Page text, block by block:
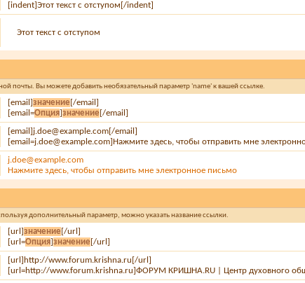
[indent]Этот текст с отступом[/indent]
Этот текст с отступом
почты. Вы можете добавить необязательный параметр 'name' к вашей ссылке.
[email]значение [/email]
[email=Опция]значение [/email]
[email]j.doe@example.com[/email]
[email=j.doe@example.com]Нажмите здесь, чтобы отправить мне
j.doe@example.com
Нажмите здесь, чтобы отправить мне электронное письмо
дополнительный параметр, можно указать название ссылки.
[url]значение [/url]
[url=Опция]значение [/url]
[url]http://www.forum.krishna.ru[/url]
[url=http://www.forum.krishna.ru]ФОРУМ КРИШНА.RU | Центр духовного